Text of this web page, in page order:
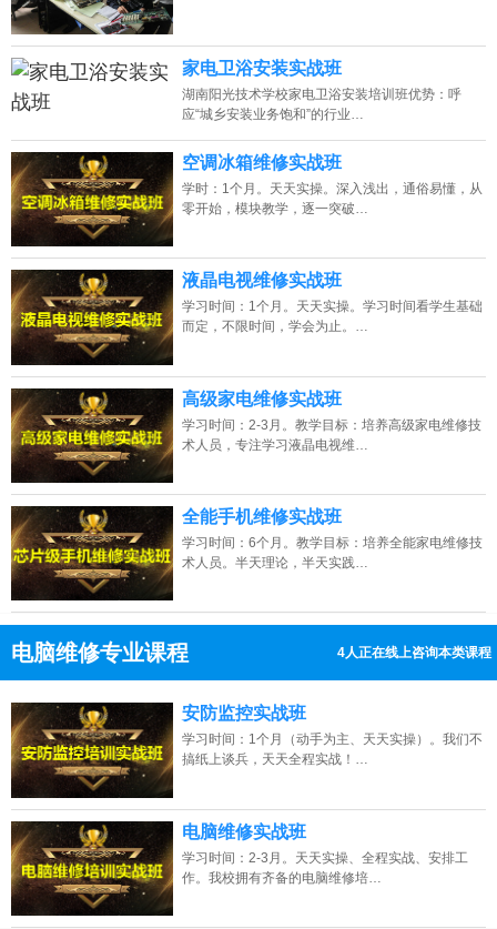
家电卫浴安装实战班
湖南阳光技术学校家电卫浴安装培训班优势：呼
应“城乡安装业务饱和”的行业…
空调冰箱维修实战班
学时：1个月。天天实操。深入浅出，通俗易懂，从
零开始，模块教学，逐一突破…
液晶电视维修实战班
学习时间：1个月。天天实操。学习时间看学生基础
而定，不限时间，学会为止。…
高级家电维修实战班
学习时间：2-3月。教学目标：培养高级家电维修技
术人员，专注学习液晶电视维…
全能手机维修实战班
学习时间：6个月。教学目标：培养全能家电维修技
术人员。半天理论，半天实践…
电脑维修专业课程 4人正在线上咨询本类课程
点击免费咨询电话：13807313137
安防监控实战班
学习时间：1个月（动手为主、天天实操）。我们不
搞纸上谈兵，天天全程实战！…
电脑维修实战班
学习时间：2-3月。天天实操、全程实战、安排工
作。我校拥有齐备的电脑维修培…